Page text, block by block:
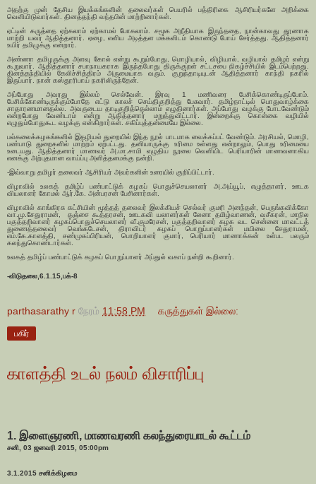
அதற்கு முன் தேசிய இயக்கங்களின் தலைவர்கள் பெயரில் பத்திரிகை ஆசிரியர்களே அறிக்கை
வெளியிடுவார்கள். தினத்தந்தி வந்தபின் மாற்றினார்கள்.
ஏட்டின் கருத்தை ஏற்கலாம் ஏற்காமல் போகலாம். சமூக அநீதியாக இருந்ததை, நான்காவது தூணாக
மாற்றி யவர் ஆதித்தனார். ஏழை, எளிய அடித்தள மக்களிடம் கொண்டு போய் சேர்த்தது. ஆதித்தனார்
உயிர் தமிழுக்கு என்றார்.
அண்ணா தமிழருக்கு அளவு கோல் என்று கூறும்போது, மொழியால், விழியால், வழியால் தமிழர் என்று
கூறுவார். ஆதித்தனார் சபாநாயகராக இருந்தபோது திருக்குறள் சட்டசபை நிகழ்ச்சியில் இடம்பெற்றது.
தினத்தந்தியில் கேலிச்சித்திரம் அருமையாக வரும். குறுந்தாடியுடன் ஆதித்தனார் காந்தி நகரில்
இருப்பார். நான் கஸ்தூரிபாய் நகரிலிருந்தேன்.
அப்போது அவரது இல்லம் செல்வேன். இரவு 1 மணிவரை பேசிக்கொண்டிருப்போம்.
பேசிக்கோண்டிருக்கும்போதே எட்டு காலச் செய்திகுறித்து பேசுவார். தமிழ்நாட்டில் பொதுவாழ்க்கை
சாதாரணமானதல்ல. அவருடைய தாடிகுறித்தெல்லாம் எழுதினார்கள். அப்போது வழக்கு போடவேண்டும்
என்றபோது வேண்டாம் என்று ஆதித்தனார் மறுத்துவிட்டார். இன்றைக்கு கொள்கை வழியில்
எழுதும்போதுகூட வழக்கு என்கிறார்கள். சகிப்புத்தன்மையே இல்லை.
பல்கலைக்கழகங்களில் இதழியல் துறையில் இந்த நூல் பாடமாக வைக்கப்பட் வேண்டும். அரசியல், மொழி,
பண்பாடு துறைகளில் மாற்றம் ஏற்பட்டது. தனியாருக்கு உரிமை உள்ளது என்றாலும், பொது உரிமையை
உடையது. ஆதித்தனார் மாணவர் அ.மா.சாமி எழுதிய நூலை வெளியிட பெரியாரின் மாணவனாகிய
எனக்கு அற்புதமான வாய்ப்பு அளித்தமைக்கு நன்றி.
-இவ்வாறு தமிழர் தலைவர் ஆசிரியர் அவர்களின் உரையில் குறிப்பிட்டார்.
விழாவில் உலகத் தமிழ்ப் பண்பாட்டுக் கழகப் பொதுச்செயலாளர் அ.அய்யூப், எழுத்தாளர், ஊடக
வியலாளர் கோமல் ஆர்.கே. அன்பரசன் பேசினார்கள்.
விழாவில் காங்கிரசு கட்சியின் மூத்தத் தலைவர் இலக்கியச் செல்வர் குமரி அனந்தன், பெருங்கவிக்கோ
வா.மு.சேதுராமன், தஞ்சை கூத்தரசன், ஊடகவி யலாளர்கள் லேனா தமிழ்வாணன், வசீகரன், மாநில
பகுத்தறிவாளர் கழகப்பொதுச்செயலாளர் வீ.குமரேசன், பகுத்தறிவாளர் கழக வட சென்னை மாவட்டத்
துணைத்தலைவர் வெங்கடேசன், திராவிடர் கழகப் பொறுப்பாளர்கள் மயிலை சேதுராமன்,
எம்.கே.காளத்தி, சண்முகப்பிரியன், பொறியாளர் குமார், பெரியார் மாணாக்கன் உள்பட பலரும்
கலந்துகொண்டார்கள்.
உலகத் தமிழ்ப் பண்பாட்டுக் கழகப் பொறுப்பாளர் அப்துல் வகாப் நன்றி கூறினார்.
-விடுதலை,6.1.15,பக்-8
parthasarathy r நேரம் 11:58 PM கருத்துகள் இல்லை:
பகிர்
காளத்தி உடல் நலம் விசாரிப்பு
1. இளைஞரணி, மாணவரணி கலந்துரையாடல் கூட்டம்
சனி, 03 ஜனவரி 2015, 05:00pm
3.1.2015 சனிக்கிழமை